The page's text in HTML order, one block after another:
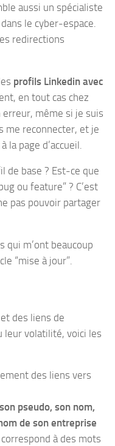
aussi un spécialiste
le cyber-espace.
redirections
profils Linkedin avec
en tout cas chez
même si je suis
me reconnecter, et je
la page d’accueil.
de base ? Est-ce que
ou feature” ? C’est
pas pouvoir partager
qui m’ont beaucoup
“mise à jour”.
des liens de
leur volatilité, voici les
des liens vers
son pseudo, son nom,
de son entreprise
à des mots